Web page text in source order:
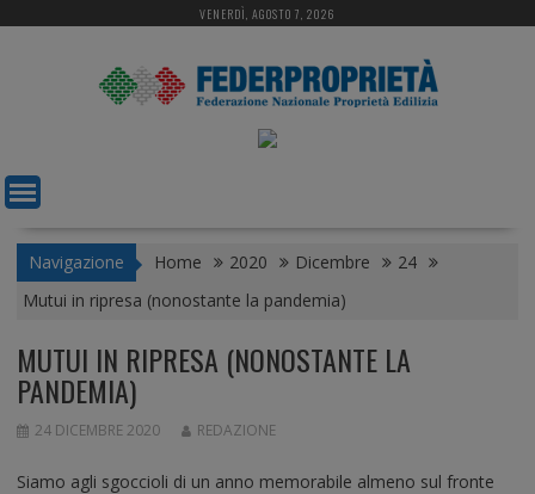
c
o
VENERDÌ, AGOSTO 7, 2026
Navigazione Home 2020 Dicembre
24
Mutui in ripresa (nonostante la pandemia)
MUTUI IN RIPRESA (NONOSTANTE LA
PANDEMIA)
24 DICEMBRE 2020 REDAZIONE
Siamo agli sgoccioli di un anno memorabile almeno sul fronte